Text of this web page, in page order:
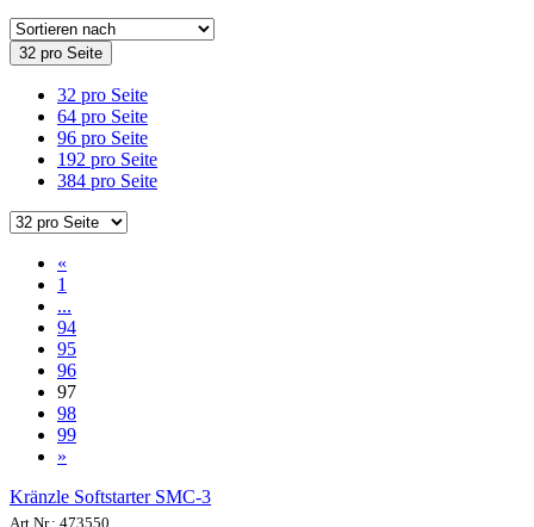
32 pro Seite
32 pro Seite
64 pro Seite
96 pro Seite
192 pro Seite
384 pro Seite
«
1
...
94
95
96
97
98
99
»
Kränzle Softstarter SMC-3
Art.Nr.: 473550